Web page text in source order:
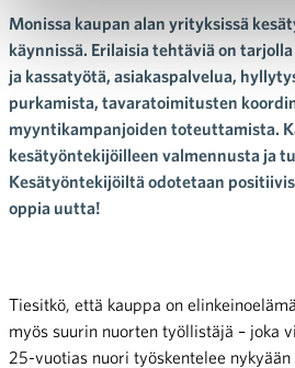
Monissa kaupan alan yrityksissä
käynnissä. Erilaisia tehtäviä on
ja kassatyötä, asiakaspalvelua,
purkamista, tavaratoimitusten
myyntikampanjoiden toteuttamista.
kesätyöntekijöilleen valmennusta ja
Kesätyöntekijöiltä odotetaan
oppia uutta!
Tiesitkö, että kauppa on
myös suurin nuorten työllistäjä – joka
25-vuotias nuori työskentelee nykyään